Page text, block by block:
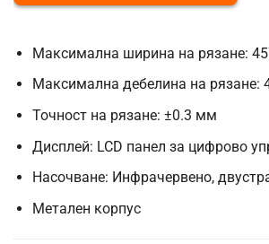
Максимална ширина на рязане:
Максимална дебелина на рязане:
Точност на рязане: ±0.3 мм
Дисплей: LCD панел за цифрово
Насочване: Инфрачервено,
Метален корпус